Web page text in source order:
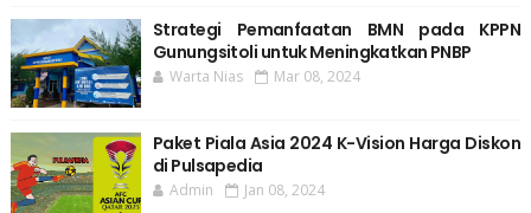
Strategi Pemanfaatan BMN pada KPPN
Gunungsitoli untuk Meningkatkan PNBP
Warta Nias Mar 08, 2024
Paket Piala Asia 2024 K-Vision Harga Diskon
di Pulsapedia
Admin Jan 08, 2024